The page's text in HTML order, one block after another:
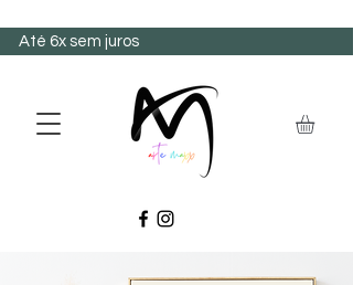
Até 6x sem juros